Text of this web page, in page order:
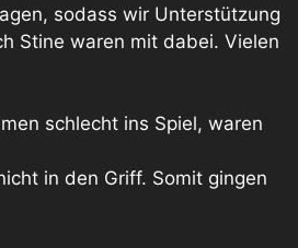
sodass wir Unterstützung
Stine waren mit dabei. Vielen
schlecht ins Spiel, waren
in den Griff. Somit gingen